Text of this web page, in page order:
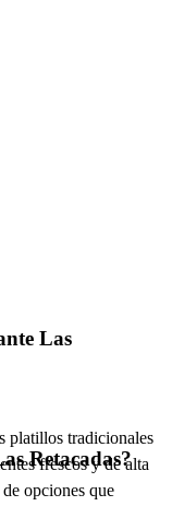
Las
platillos tradicionales
frescos y de alta
opciones que
Retacadas?